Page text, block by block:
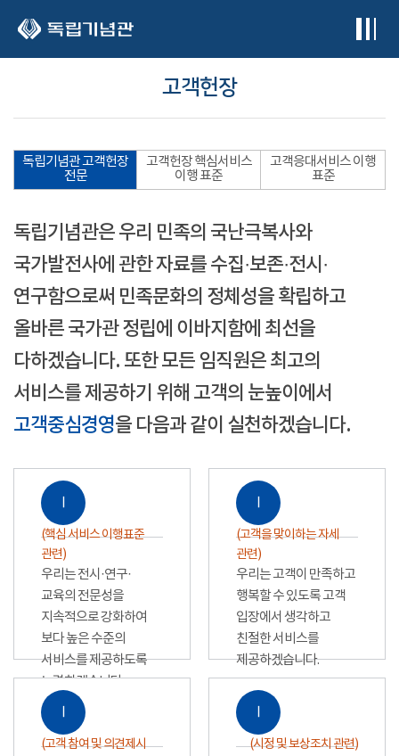
고객헌장
독립기념관 고객헌장
전문
고객헌장 핵심서비스
이행 표준
고객응대서비스 이행
표준
독립기념관은 우리 민족의 국난극복사와
국가발전사에 관한 자료를 수집·보존·전시·
연구함으로써 민족문화의 정체성을 확립하고
올바른 국가관 정립에 이바지함에 최선을
다하겠습니다. 또한 모든 임직원은 최고의
서비스를 제공하기 위해 고객의 눈높이에서
고객중심경영을 다음과 같이 실천하겠습니다.
Ⅰ
(핵심 서비스 이행표준
관련)
우리는 전시·연구·
교육의 전문성을
지속적으로 강화하여
보다 높은 수준의
서비스를 제공하도록
노력하겠습니다.
Ⅰ
(고객을 맞이하는 자세
관련)
우리는 고객이 만족하고
행복할 수 있도록 고객
입장에서 생각하고
친절한 서비스를
제공하겠습니다.
Ⅰ
(고객 참여 및 의견제시
Ⅰ
(시정 및 보상조치 관련)